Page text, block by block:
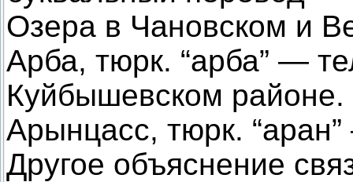
Озера в Чановском и
Арба, тюрк. “арба” —
Куйбышевском районе.
Арынцасс, тюрк.
Другое объяснение